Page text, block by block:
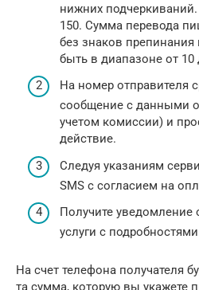
нижних
150. Сумма перевода
без знаков
быть в диапазоне от 10
На номер отправителя
сообщение с данными
учетом комиссии) и
действие.
Следуя указаниям
SMS с согласием на
Получите
услуги с
На счет телефона получателя
та сумма, которую вы укажете